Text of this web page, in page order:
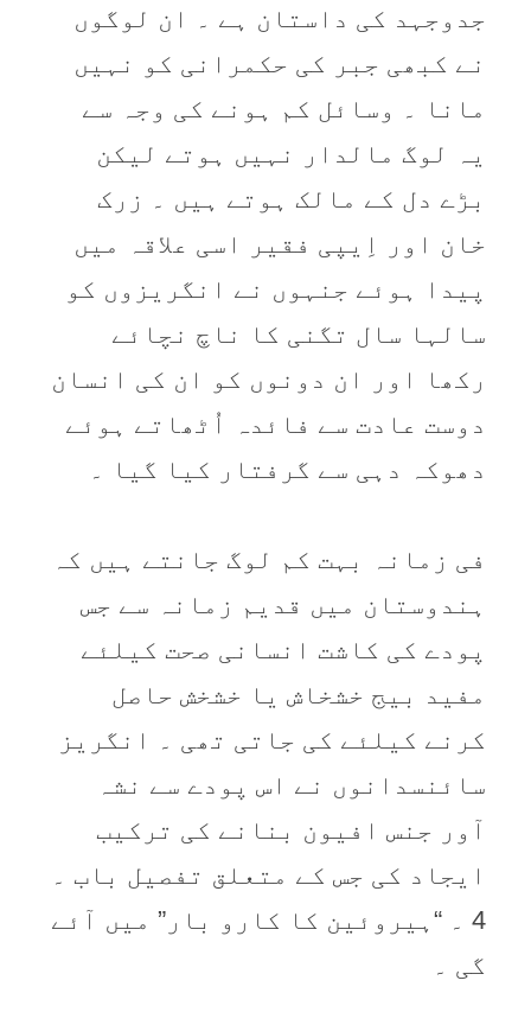
جدوجہد کی داستان ہے ۔ ان لوگوں
نے کبھی جبر کی حکمرانی کو نہیں
مانا ۔ وسائل کم ہونے کی وجہ سے
یہ لوگ مالدار نہیں ہوتے لیکن
بڑے دل کے مالک ہوتے ہیں ۔ زرک
خان اور اِیپی فقیر اسی علاقہ میں
پیدا ہوئے جنہوں نے انگریزوں کو
سالہا سال تگنی کا ناچ نچائے
رکھا اور ان دونوں کو ان کی انسان
دوست عادت سے فائدہ اُٹھاتے ہوئے
دھوکہ دہی سے گرفتار کیا گیا ۔
فی زمانہ بہت کم لوگ جانتے ہیں کہ
ہندوستان میں قدیم زمانہ سے جس
پودے کی کاشت انسانی صحت کیلئے
مفید بیج خشخاش یا خشخش حاصل
کرنے کیلئے کی جاتی تھی ۔ انگریز
سائنسدانوں نے اس پودے سے نشہ
آور جنس افیون بنانے کی ترکیب
ایجاد کی جس کے متعلق تفصیل باب ۔
4 ۔ “ہیروئین کا کارو بار” میں آئے
گی ۔